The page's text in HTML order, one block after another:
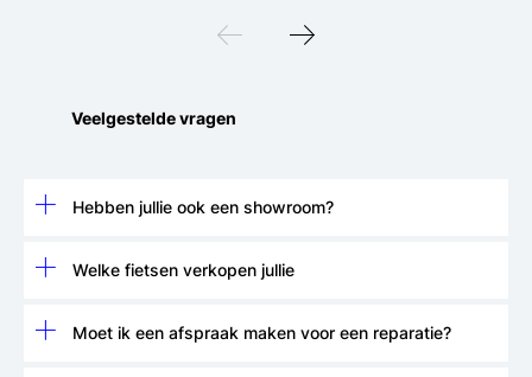
Veelgestelde vragen
Hebben jullie ook een showroom?
Welke fietsen verkopen jullie
Moet ik een afspraak maken voor een reparatie?